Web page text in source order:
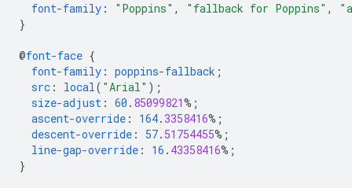
font-family : "Poppins" , "fallback for Poppins" ,
}
@font-face {
font-family : poppins-fallback ;
src : local ( "Arial" );
size-adjust : 60 . 85099821%;
ascent-override : 164. 3358416%;
descent-override : 57. 51754455%;
line-gap-override : 16 . 43358416%;
}